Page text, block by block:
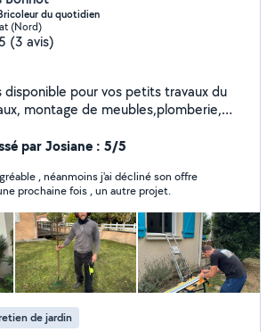
du quotidien
(Nord)
(3 avis)
disponible pour vos petits travaux du
montage de meubles,plomberie,
débroussaillage), nettoyage extrême
rapidement et avec soin.
contacter pour un devis ou un
par Josiane : 5/5
décliné son offre
prochaine fois , un autre projet.
de jardin